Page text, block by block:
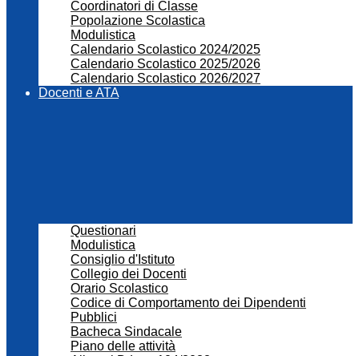
Coordinatori di Classe
Popolazione Scolastica
Modulistica
Calendario Scolastico 2024/2025
Calendario Scolastico 2025/2026
Calendario Scolastico 2026/2027
Docenti e ATA
Questionari
Modulistica
Consiglio d'Istituto
Collegio dei Docenti
Orario Scolastico
Codice di Comportamento dei Dipendenti
Pubblici
Bacheca Sindacale
Piano delle attività